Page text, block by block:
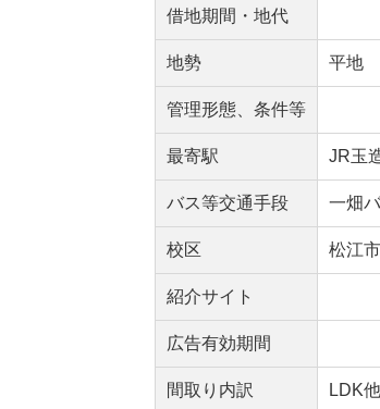
借地期間・地代
地勢 平地
管理形態、条件等
最寄駅 JR玉
バス等交通手段 一畑
校区 松江
紹介サイト
広告有効期間
間取り内訳 LDK